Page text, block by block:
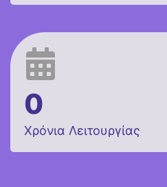
0
Χρόνια Λειτουργίας